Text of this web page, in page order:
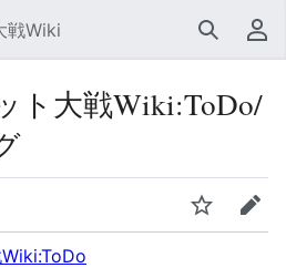
戦Wiki 検索 利
ト大戦Wiki:ToDo/
ウォッチ編集